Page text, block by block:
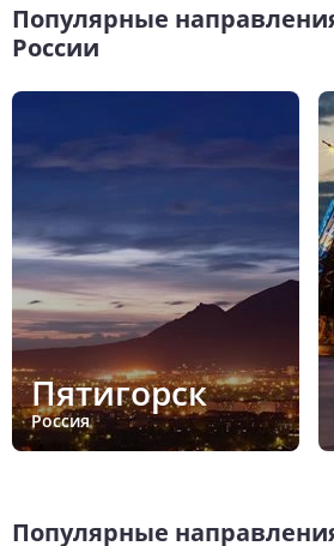
Популярные
России
Пятигорск
Россия
Популярные